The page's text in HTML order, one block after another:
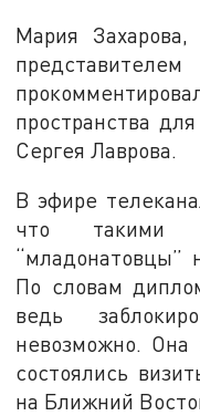
Мария
пространства
Сергея Лаврова.
В эфире
что такими
“младонатовцы”
По словам
ведь
невозможно. Она
состоялись
на Ближний